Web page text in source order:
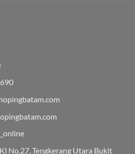
No.27, Tengkerang Utara Bukit